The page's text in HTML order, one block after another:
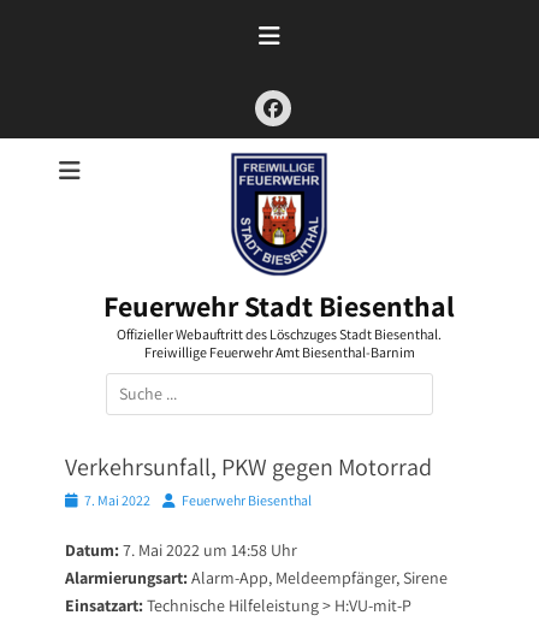
Facebook
Feuerwehr Stadt Biesenthal
Offizieller Webauftritt des Löschzuges Stadt Biesenthal.
Freiwillige Feuerwehr Amt Biesenthal-Barnim
Suchen
nach:
Verkehrsunfall, PKW gegen Motorrad
Posted7. Mai 2022 AutorFeuerwehr Biesenthal
Datum: 7. Mai 2022 um 14:58 Uhr
Alarmierungsart: Alarm-App, Meldeempfänger, Sirene
Einsatzart: Technische Hilfeleistung > H:VU-mit-P